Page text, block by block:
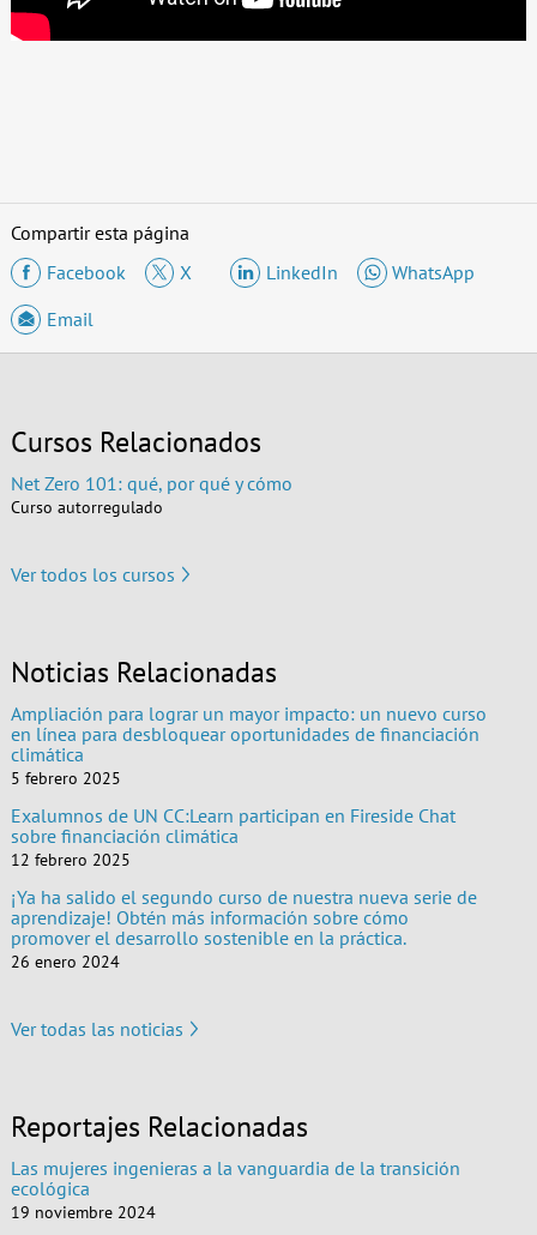
Compartir esta página
Facebook
X LinkedIn
WhatsApp
Email
Cursos Relacionados
Net Zero 101: qué, por qué y cómo
Curso autorregulado
Ver todos los cursos
Noticias Relacionadas
Ampliación para lograr un mayor impacto: un nuevo curso
en línea para desbloquear oportunidades de financiación
climática
5 febrero 2025
Exalumnos de UN CC:Learn participan en Fireside Chat
sobre financiación climática
12 febrero 2025
¡Ya ha salido el segundo curso de nuestra nueva serie de
aprendizaje! Obtén más información sobre cómo
promover el desarrollo sostenible en la práctica.
26 enero 2024
Ver todas las noticias
Reportajes Relacionadas
Las mujeres ingenieras a la vanguardia de la transición
ecológica
19 noviembre 2024